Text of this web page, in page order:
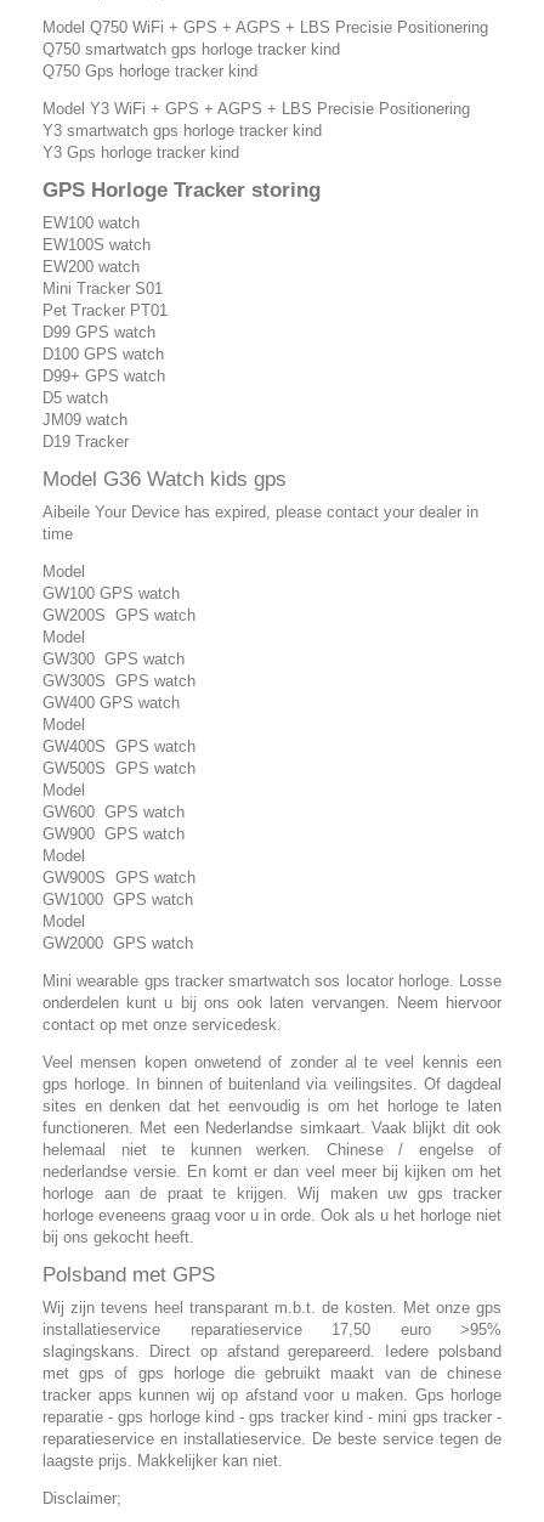
Model Q750 WiFi + GPS + AGPS + LBS Precisie Positionering
Q750 smartwatch gps horloge tracker kind
Q750 Gps horloge tracker kind
Model Y3 WiFi + GPS + AGPS + LBS Precisie Positionering
Y3 smartwatch gps horloge tracker kind
Y3 Gps horloge tracker kind
GPS Horloge Tracker storing
EW100 watch
EW100S watch
EW200 watch
Mini Tracker S01
Pet Tracker PT01
D99 GPS watch
D100 GPS watch
D99+ GPS watch
D5 watch
JM09 watch
D19 Tracker
Model G36 Watch kids gps
Aibeile Your Device has expired, please contact your dealer in
time
Model
GW100 GPS watch
GW200S GPS watch
Model
GW300 GPS watch
GW300S GPS watch
GW400 GPS watch
Model
GW400S GPS watch
GW500S GPS watch
Model
GW600 GPS watch
GW900 GPS watch
Model
GW900S GPS watch
GW1000 GPS watch
Model
GW2000 GPS watch
Mini wearable gps tracker smartwatch sos locator horloge. Losse
onderdelen kunt u bij ons ook laten vervangen. Neem hiervoor
contact op met onze servicedesk.
Veel mensen kopen onwetend of zonder al te veel kennis een
gps horloge. In binnen of buitenland via veilingsites. Of dagdeal
sites en denken dat het eenvoudig is om het horloge te laten
functioneren. Met een Nederlandse simkaart. Vaak blijkt dit ook
helemaal niet te kunnen werken. Chinese / engelse of
nederlandse versie. En komt er dan veel meer bij kijken om het
horloge aan de praat te krijgen. Wij maken uw gps tracker
horloge eveneens graag voor u in orde. Ook als u het horloge niet
bij ons gekocht heeft.
Polsband met GPS
Wij zijn tevens heel transparant m.b.t. de kosten. Met onze gps
installatieservice reparatieservice 17,50 euro >95%
slagingskans. Direct op afstand gerepareerd. Iedere polsband
met gps of gps horloge die gebruikt maakt van de chinese
tracker apps kunnen wij op afstand voor u maken. Gps horloge
reparatie - gps horloge kind - gps tracker kind - mini gps tracker -
reparatieservice en installatieservice. De beste service tegen de
laagste prijs. Makkelijker kan niet.
Disclaimer;